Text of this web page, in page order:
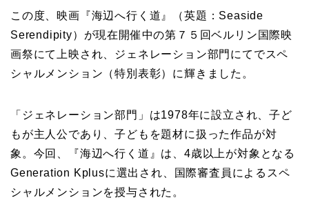
この度、映画『海辺へ行く道』（英題：Seaside
Serendipity）が現在開催中の第７５回ベルリン国際映
画祭にて上映され、ジェネレーション部門にてでスペ
シャルメンション（特別表彰）に輝きました。
「ジェネレーション部門」は1978年に設立され、子ど
もが主人公であり、子どもを題材に扱った作品が対
象。今回、『海辺へ行く道』は、4歳以上が対象となる
Generation Kplusに選出され、国際審査員によるスペ
シャルメンションを授与された。